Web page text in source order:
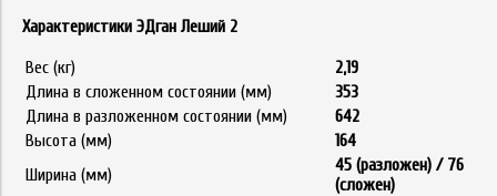
Характеристики ЭДган Леший 2
Вес (кг)
2,19
Длина в сложенном состоянии (мм)
353
Длина в разложенном состоянии (мм)
642
Высота (мм)
164
Ширина (мм)
45 (разложен) / 76
(сложен)